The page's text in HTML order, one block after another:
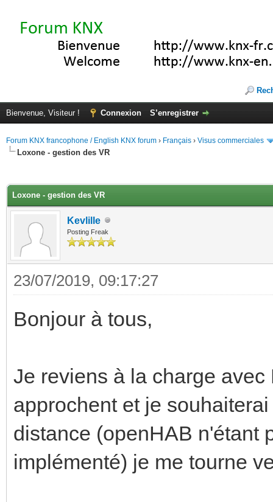
Bienvenue, Visiteur ! Connexion S’enregistrer
Forum KNX francophone / English KNX forum › Français › Visus commerciales
Loxone - gestion des VR
Loxone - gestion des VR
Kevlille
Posting Freak
23/07/2019, 09:17:27
Bonjour à tous,
Je reviens à la charge
approchent et je
distance (openHAB n'étant
implémenté) je me tourne